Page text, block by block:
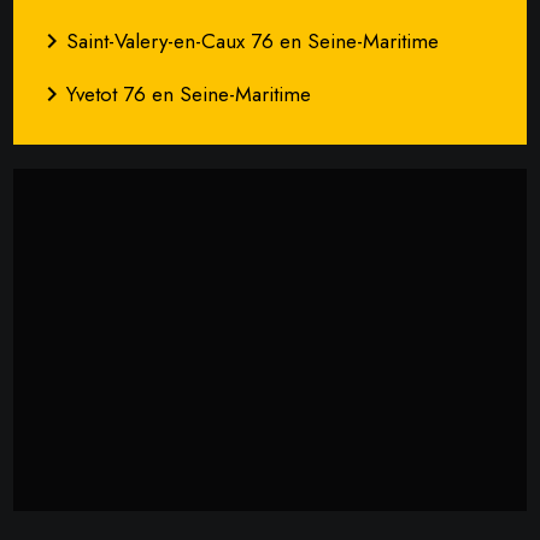
navigate_next Saint-Valery-en-Caux 76 en Seine-Maritime
navigate_nextYvetot 76 en Seine-Maritime